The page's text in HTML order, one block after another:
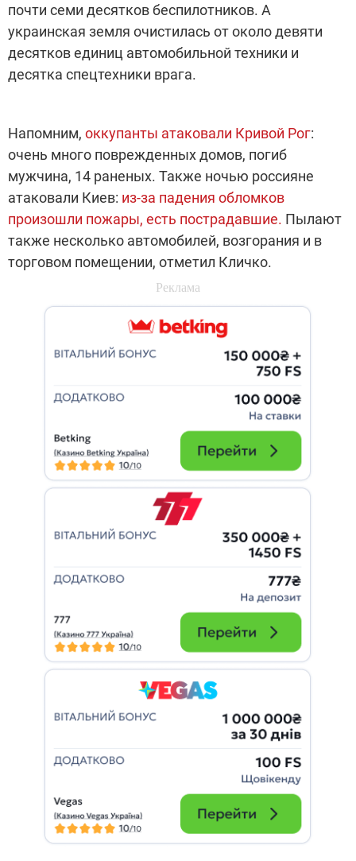
почти семи десятков беспилотников. А
украинская земля очистилась от около девяти
десятков единиц автомобильной техники и
десятка спецтехники врага.
Напомним, оккупанты атаковали Кривой Рог:
очень много поврежденных домов, погиб
мужчина, 14 раненых. Также ночью россияне
атаковали Киев: из-за падения обломков
произошли пожары, есть пострадавшие. Пылают
также несколько автомобилей, возгорания и в
торговом помещении, отметил Кличко.